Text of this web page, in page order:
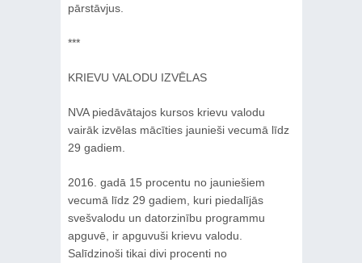
pārstāvjus.
***
KRIEVU VALODU IZVĒLAS
NVA piedāvātajos kursos krievu valodu
vairāk izvēlas mācīties jaunieši vecumā līdz
29 gadiem.
2016. gadā 15 procentu no jauniešiem
vecumā līdz 29 gadiem, kuri piedalījās
svešvalodu un datorzinību programmu
apguvē, ir apguvuši krievu valodu.
Salīdzinoši tikai divi procenti no